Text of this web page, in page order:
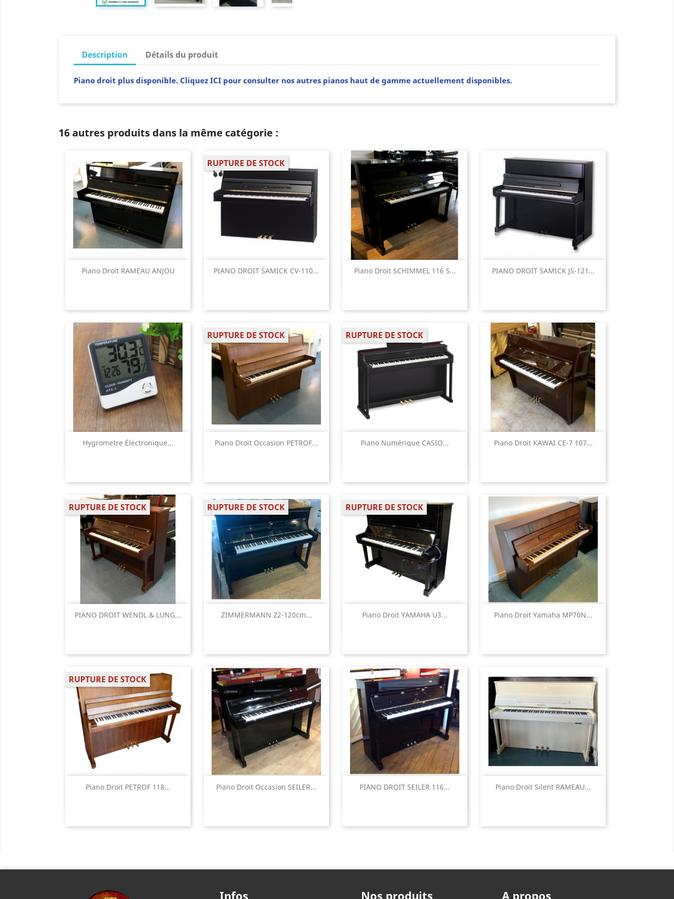
Description Détails du produit
Piano droit plus disponible. Cliquez ICI pour consulter nos autres pianos haut de gamme actuellement disponibles.
16 autres produits dans la même catégorie :
Piano Droit RAMEAU ANJOU
Aperçu rapide PIANO DROIT SAMICK CV-110...
RUPTURE DE STOCK
Aperçu rapide Piano Droit SCHIMMEL 116 S...
Aperçu rapide PIANO DROIT SAMICK JS-121...
Aperçu rapide
Hygrometre Électronique...
Aperçu rapide Piano Droit Occasion PETROF...
RUPTURE DE STOCK
Aperçu rapide Piano Numérique CASIO...
RUPTURE DE STOCK
Aperçu rapide Piano Droit KAWAI CE-7 107...
Aperçu rapide
PIANO DROIT WENDL & LUNG...
RUPTURE DE STOCK
Aperçu rapide ZIMMERMANN Z2-120cm...
RUPTURE DE STOCK
Aperçu rapide Piano Droit YAMAHA U3...
RUPTURE DE STOCK
 Aperçu rapide Piano Droit Yamaha MP70N...
Aperçu rapide
Piano Droit PETROF 118...
RUPTURE DE STOCK
 Aperçu rapide Piano Droit Occasion SEILER...
Aperçu rapide PIANO DROIT SEILER 116...
 Aperçu rapide Piano Droit Silent RAMEAU...
Aperçu rapide
Infos Nos produits A propos